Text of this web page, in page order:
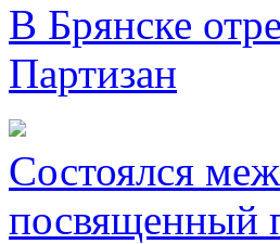
В Брянске
Партизан
Состоялся
посвященный